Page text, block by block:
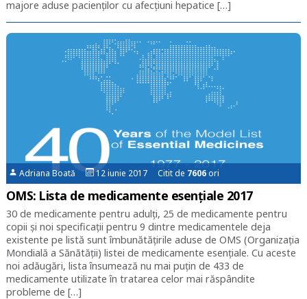
majore aduse pacienților cu afecțiuni hepatice […]
Adriana Boată 12 iunie 2017 Citit de 7606ori
OMS: Lista de medicamente esențiale 2017
30 de medicamente pentru adulți, 25 de medicamente pentru
copii și noi specificații pentru 9 dintre medicamentele deja
existente pe listă sunt îmbunătățirile aduse de OMS (Organizația
Mondială a Sănătății) listei de medicamente esențiale. Cu aceste
noi adăugări, lista însumează nu mai puțin de 433 de
medicamente utilizate în tratarea celor mai răspândite
probleme de […]